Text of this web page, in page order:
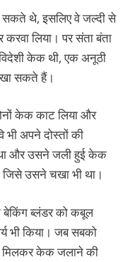
सकते थे, इसलिए वे जल्दी से
लिया। पर संता बंता
केक थी, एक अनूठी
सकते हैं।
केक काट लिया और
भी अपने दोस्तों की
और उसने जली हुई केक
जिसे उसने चखा भी था।
ब्लंडर को कबूल
भी किया। जब सबको
मिलकर केक जलाने की